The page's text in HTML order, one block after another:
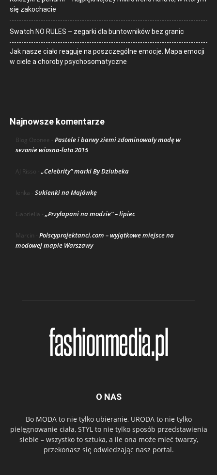
się zakochacie
Swatch NO RULES – zegarki dla buntowników bez granic
Jak nasze ciało reaguje na poszczególne emocje. Mapa emocji
w ciele a choroby psychosomatyczne
Najnowsze komentarze
Blog Ozonee - Pastele i barwy ziemi zdominowały modę w
sezonie wiosna-lato 2015
AJ Risso -„Celebrity” marki By Dziubeka
lenka - Sukienki na Majówkę
Gabriella -„Przyłapani na modzie” – lipiec
Marcin - Polscyprojektanci.com – wyjątkowe miejsce na
modowej mapie Warszawy
O NAS
Bo MODA to nie tylko ubieranie, URODA to nie tylko
pielęgnowanie ciała, STYL to nie tylko sposób przedstawienia
siebie – wszystko to sztuka, a ile ona może mieć twarzy,
przekonasz się odwiedzając nasz portal.